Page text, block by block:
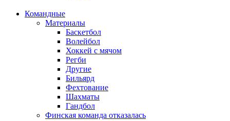
Командные
Материалы
Баскетбол
Волейбол
Хоккей с мячом
Регби
Другие
Бильярд
Фехтование
Шахматы
Гандбол
Финская команда отказалась